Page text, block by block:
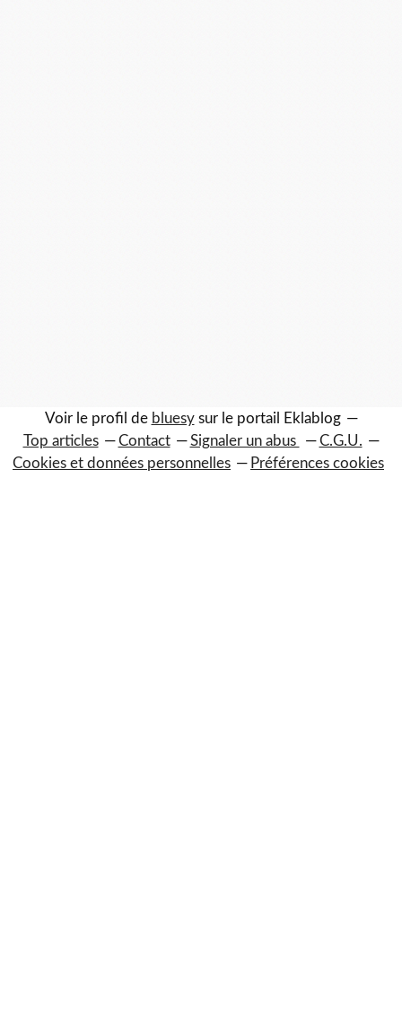
Voir le profil de bluesysur le portail Eklablog
Top articles
Contact Signaler un abus
C.G.U.
Cookies et données personnelles
Préférences cookies